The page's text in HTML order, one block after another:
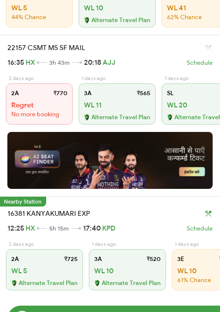
WL 5
44% Chance
WL 10
Alternate Travel Plan
WL 41
62% Chance
22157 CSMT MS SF MAIL
16:35 HX 3h 43m 20:18AJJ Schedule
2 days ago
2A ₹770
Regret
No more booking
1 days ago
3A ₹565
WL 11
Alternate Travel Plan
1 days ago
SL
WL 20
Alternate
Nearby Station
16381 KANYAKUMARI EXP
12:25 HX 5h 15m 17:40 KPD Schedule
2 days ago
2A ₹725
WL 5
Alternate Travel Plan
1 days ago
3A ₹520
WL 10
Alternate Travel Plan
1 days ago
3E
WL 10
61% Chance